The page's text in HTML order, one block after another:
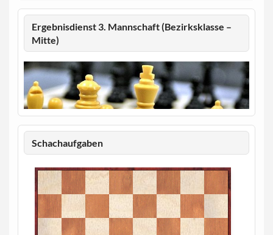
Ergebnisdienst 3. Mannschaft (Bezirksklasse –
Mitte)
Schachaufgaben